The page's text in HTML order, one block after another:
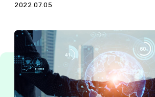
2022.07.05